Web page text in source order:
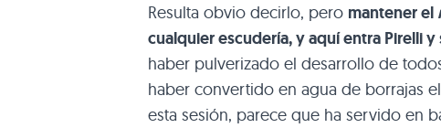
Resulta obvio decirlo, pero mantener el
cualquier escudería, y aquí entra Pirelli
haber pulverizado el desarrollo de
haber convertido en agua de borrajas
esta sesión, parece que ha servido en